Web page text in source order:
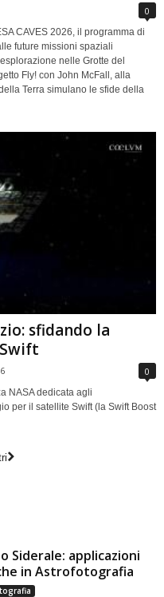
0
CAVES 2026, il programma di
future missioni spaziali
nelle Grotte del
Fly! con John McFall, alla
Terra simulano le sfide della
sfidando la
0
NASA dedicata agli
per il satellite Swift (la Swift Boost
Siderale: applicazioni
in Astrofotografia